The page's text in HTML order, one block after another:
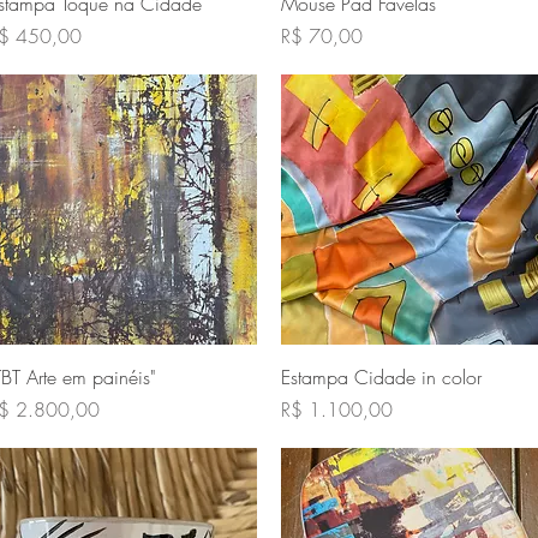
450,00
Preço
R$ 70,00
Visualização rápida
Arte em painéis"
2.800,00
Visualização rápida
Estampa Cidade in color
Preço
R$ 1.100,00